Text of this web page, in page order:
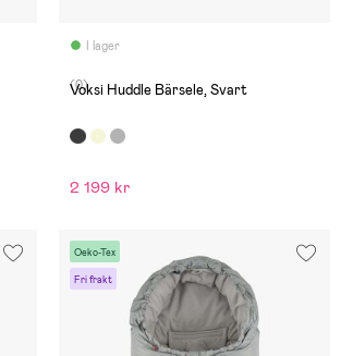
I lager
(0)
Voksi Huddle Bärsele, Svart
2 199 kr
Oeko-Tex
Fri frakt